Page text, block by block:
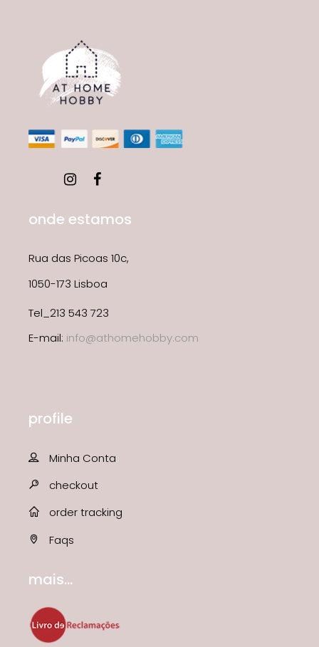
onde estamos
Rua das Picoas 10c,
1050-173 Lisboa
Tel_213 543 723
E-mail: info@athomehobby.com
profile
Minha Conta
checkout
order tracking
Faqs
mais...